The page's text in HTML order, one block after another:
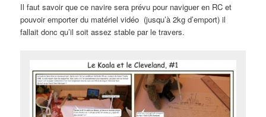
Il faut savoir que ce navire sera prévu pour naviguer en RC et
pouvoir emporter du matériel vidéo (jusqu’à 2kg d’emport) il
fallait donc qu’il soit assez stable par le travers.